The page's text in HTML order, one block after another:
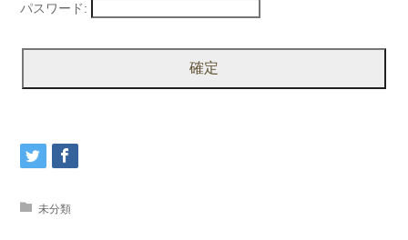
パスワード:
未分類